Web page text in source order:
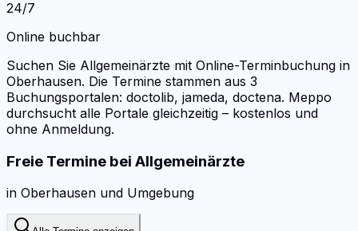
24/7
Online buchbar
Suchen Sie Allgemeinärzte mit Online-Terminbuchung in
Oberhausen. Die Termine stammen aus 3
Buchungsportalen: doctolib, jameda, doctena. Meppo
durchsucht alle Portale gleichzeitig – kostenlos und
ohne Anmeldung.
Freie Termine bei Allgemeinärzte
in Oberhausen und Umgebung